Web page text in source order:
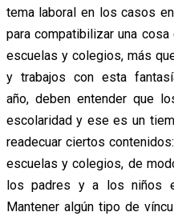
tema laboral en los casos
para compatibilizar una
escuelas y colegios, más
y trabajos con esta
año, deben entender que
escolaridad y ese es un
readecuar ciertos
escuelas y colegios, de
los padres y a los niños
Mantener algún tipo de